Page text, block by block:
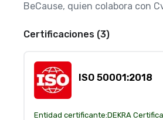
BeCause, quien colabora con
Certificaciones (3)
ISO 50001:2018
Entidad certificante:DEKRA